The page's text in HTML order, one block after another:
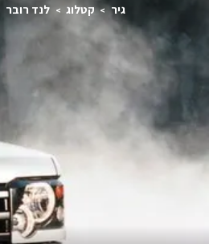
גיר קטלוג לנד רובר